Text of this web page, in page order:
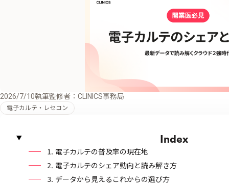
2026/7/10執筆監修者：CLINICS事務局
電子カルテ・レセコン
Index
⒈ 電子カルテの普及率の現在地
⒉ 電子カルテのシェア動向と読み解き方
⒊ データから見えるこれからの選び方